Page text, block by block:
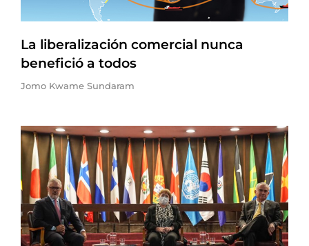
La liberalización comercial nunca
benefició a todos
Jomo Kwame Sundaram